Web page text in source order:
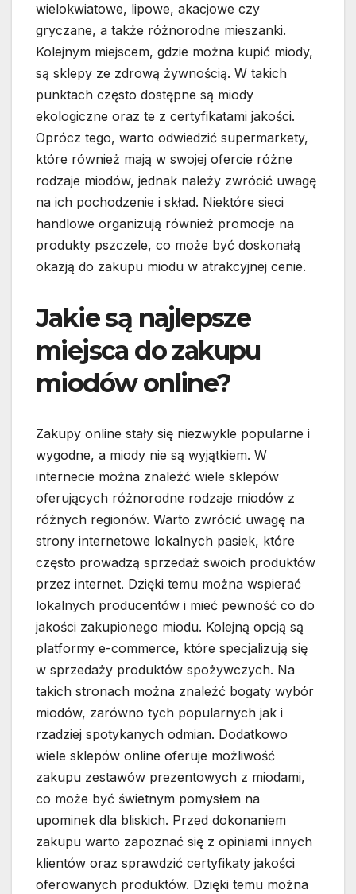
wielokwiatowe, lipowe, akacjowe czy
gryczane, a także różnorodne mieszanki.
Kolejnym miejscem, gdzie można kupić miody,
są sklepy ze zdrową żywnością. W takich
punktach często dostępne są miody
ekologiczne oraz te z certyfikatami jakości.
Oprócz tego, warto odwiedzić supermarkety,
które również mają w swojej ofercie różne
rodzaje miodów, jednak należy zwrócić uwagę
na ich pochodzenie i skład. Niektóre sieci
handlowe organizują również promocje na
produkty pszczele, co może być doskonałą
okazją do zakupu miodu w atrakcyjnej cenie.
Jakie są najlepsze
miejsca do zakupu
miodów online?
Zakupy online stały się niezwykle popularne i
wygodne, a miody nie są wyjątkiem. W
internecie można znaleźć wiele sklepów
oferujących różnorodne rodzaje miodów z
różnych regionów. Warto zwrócić uwagę na
strony internetowe lokalnych pasiek, które
często prowadzą sprzedaż swoich produktów
przez internet. Dzięki temu można wspierać
lokalnych producentów i mieć pewność co do
jakości zakupionego miodu. Kolejną opcją są
platformy e-commerce, które specjalizują się
w sprzedaży produktów spożywczych. Na
takich stronach można znaleźć bogaty wybór
miodów, zarówno tych popularnych jak i
rzadziej spotykanych odmian. Dodatkowo
wiele sklepów online oferuje możliwość
zakupu zestawów prezentowych z miodami,
co może być świetnym pomysłem na
upominek dla bliskich. Przed dokonaniem
zakupu warto zapoznać się z opiniami innych
klientów oraz sprawdzić certyfikaty jakości
oferowanych produktów. Dzięki temu można